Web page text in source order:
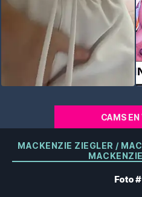
CAMS EN
MACKENZIE ZIEGLER /
Foto